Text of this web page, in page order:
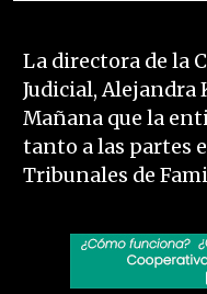
La directora de la
Judicial, Alejandra
Mañana que la
tanto a las partes
Tribunales de